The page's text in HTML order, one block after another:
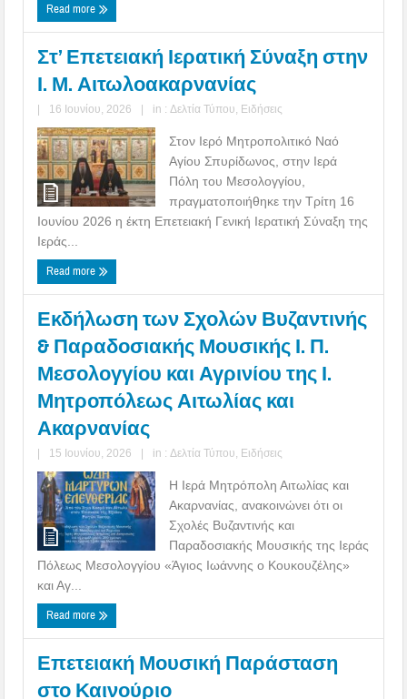
Read more
Στ’ Επετειακή Ιερατική Σύναξη στην
Ι. Μ. Αιτωλοακαρνανίας
| 16 Ιουνίου, 2026 | in : Δελτία Τύπου Ειδήσεις
Στον Ιερό Μητροπολιτικό Ναό
Αγίου Σπυρίδωνος, στην Ιερά
Πόλη του Μεσολογγίου,
πραγματοποιήθηκε την Τρίτη 16
Ιουνίου 2026 η έκτη Επετειακή Γενική Ιερατική Σύναξη της
Ιεράς...
Read more
Εκδήλωση των Σχολών Βυζαντινής
& Παραδοσιακής Μουσικής Ι. Π.
Μεσολογγίου και Αγρινίου της Ι.
Μητροπόλεως Αιτωλίας και
Ακαρνανίας
| 15 Ιουνίου, 2026 | in : Δελτία Τύπου Ειδήσεις
Η Ιερά Μητρόπολη Αιτωλίας και
Ακαρνανίας, ανακοινώνει ότι οι
Σχολές Βυζαντινής και
Παραδοσιακής Μουσικής της Ιεράς
Πόλεως Μεσολογγίου «Άγιος Ιωάννης ο Κουκουζέλης»
και Αγ...
Read more
Επετειακή Μουσική Παράσταση
στο Καινούριο